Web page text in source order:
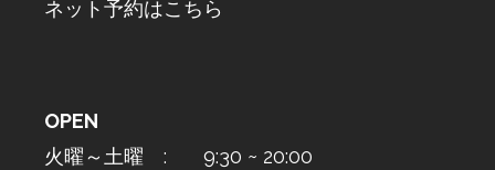
ネット予約はこちら
OPEN
火曜～土曜 : 9:30 ~ 20:00